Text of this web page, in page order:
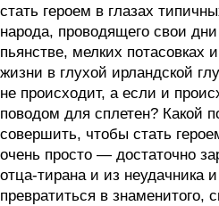
стать героем в глазах
народа, проводящего свои
пьянстве, мелких потасовках
жизни в глухой ирландской
не происходит, а если и
поводом для сплетен? Какой
совершить, чтобы стать
очень просто — достаточно
отца-тирана и из неудачника
превратиться в знаменитого,